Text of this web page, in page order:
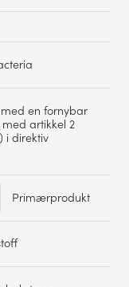
en fornybar
artikkel 2
i direktiv
Primærprodukt